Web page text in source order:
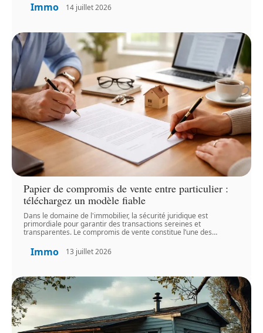
Immo 14 juillet 2026
Papier de compromis de vente entre particulier :
téléchargez un modèle fiable
Dans le domaine de l'immobilier, la sécurité juridique est
primordiale pour garantir des transactions sereines et
transparentes. Le compromis de vente constitue l’une des…
Immo 13 juillet 2026